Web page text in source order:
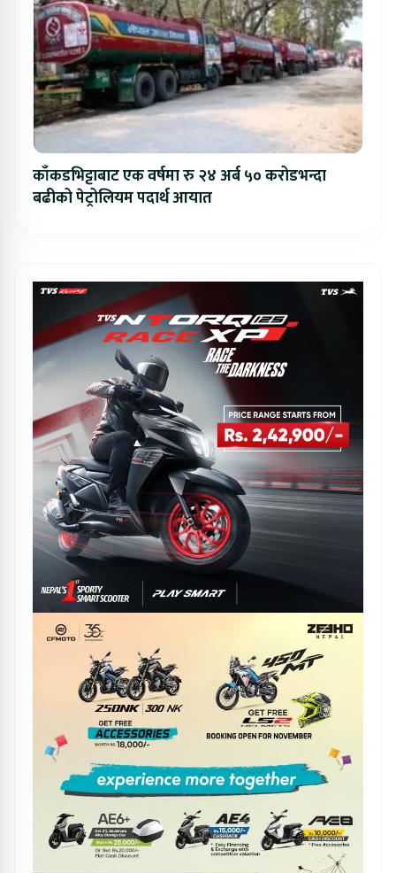
काँकडभिट्टाबाट एक वर्षमा रु २४ अर्ब ५० करोडभन्दा
बढीको पेट्रोलियम पदार्थ आयात